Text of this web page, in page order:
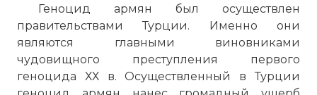
Геноцид армян был осуществлен
правительствами Турции. Именно они
являются главными виновниками
чудовищного преступления первого
геноцида ХХ в. Осуществленный в Турции